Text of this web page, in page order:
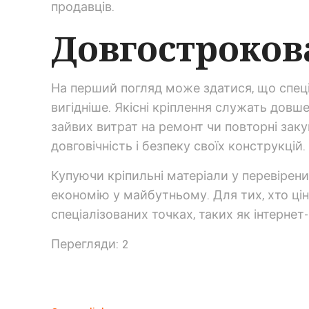
продавців.
На перший погляд може здатися, що
вигідніше. Якісні кріплення служать
зайвих витрат на ремонт чи повторні
довговічність і безпеку своїх конструкцій.
Купуючи кріпильні матеріали у
економію у майбутньому. Для тих, хто
спеціалізованих точках, таких як
Перегляди: 2